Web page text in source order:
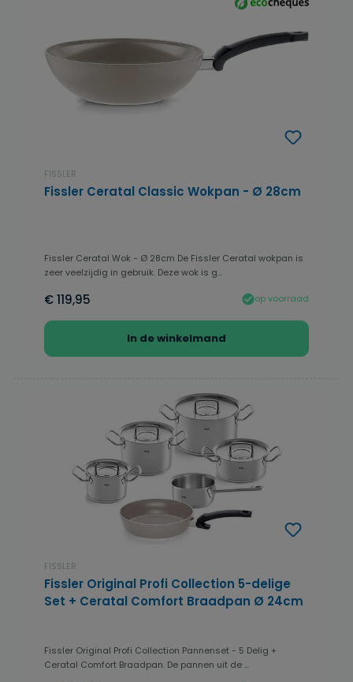
FISSLER
Fissler Ceratal Classic Wokpan - Ø 28cm
Fissler Ceratal Wok - Ø 28cm De Fissler Ceratal wokpan is
zeer veelzijdig in gebruik. Deze wok is g...
€ 119,95 op voorraad
In de winkelmand
FISSLER
Fissler Original Profi Collection 5-delige
Set + Ceratal Comfort Braadpan Ø 24cm
Fissler Original Profi Collection Pannenset - 5 Delig +
Ceratal Comfort Braadpan. De pannen uit de ...